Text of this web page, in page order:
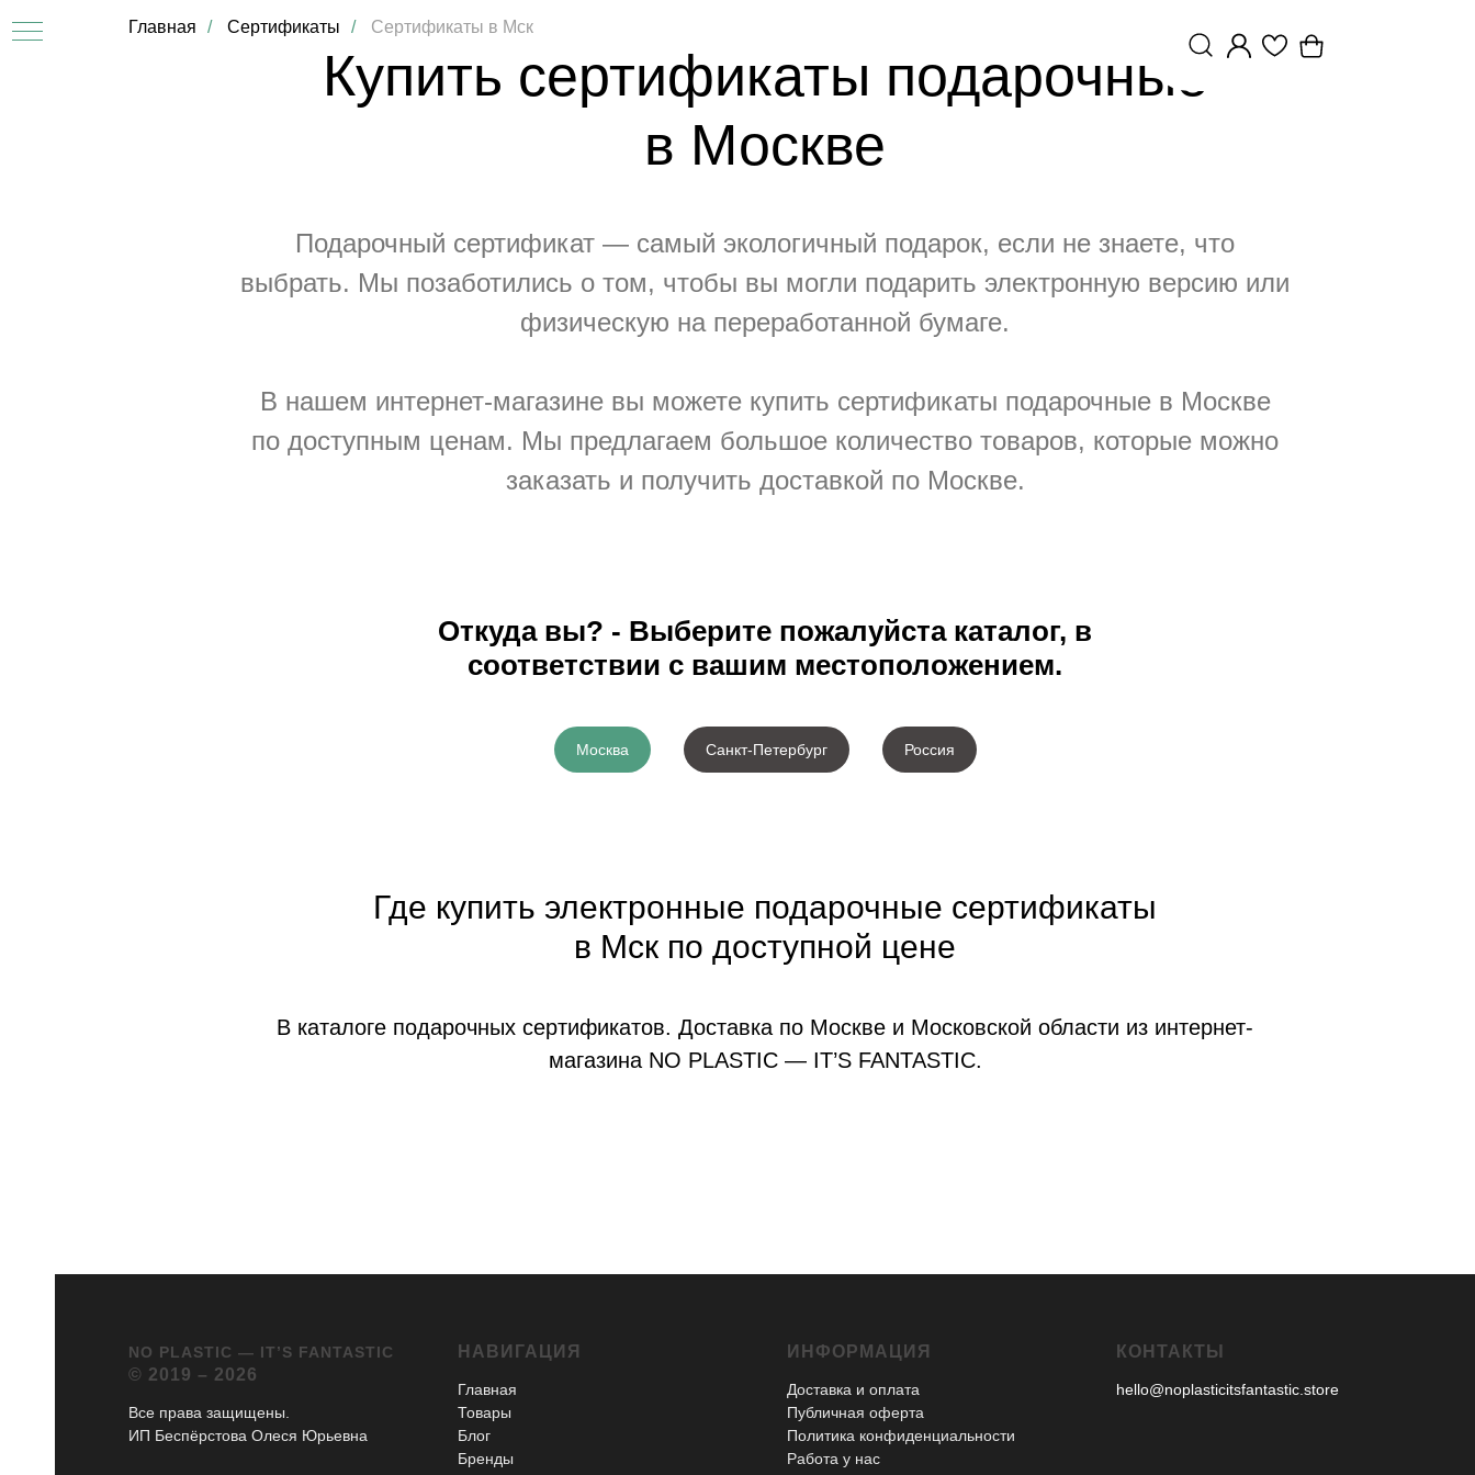
Главная / Сертификаты / Сертификаты в Мск
Купить сертификаты подарочные
в Москве
Подарочный сертификат — самый экологичный подарок, если не знаете, что
выбрать. Мы позаботились о том, чтобы вы могли подарить электронную версию или
физическую на переработанной бумаге.
В нашем интернет-магазине вы можете купить сертификаты подарочные в Москве
по доступным ценам. Мы предлагаем большое количество товаров, которые можно
заказать и получить доставкой по Москве.
Откуда вы? - Выберите пожалуйста каталог, в
соответствии с вашим местоположением.
Москва Санкт-Петербург Россия
Где купить электронные подарочные сертификаты
в Мск по доступной цене
В каталоге подарочных сертификатов. Доставка по Москве и Московской области из интернет-
магазина NO PLASTIC — IT’S FANTASTIC.
NO PLASTIC — IT’S FANTASTIC
© 2019 – 2026
Все права защищены.
ИП Беспёрстова Олеся Юрьевна
НАВИГАЦИЯ
Главная
Товары
Блог
Бренды
ИНФОРМАЦИЯ
Доставка и оплата
Публичная оферта
Политика конфиденциальности
Работа у нас
КОНТАКТЫ
hello@noplasticitsfantastic.store